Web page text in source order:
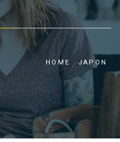
HOME JAPON